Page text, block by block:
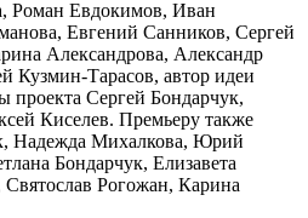
Роман Евдокимов, Иван
Евгений Санников, Сергей
Александрова, Александр
Кузмин-Тарасов, автор идеи
Сергей Бондарчук,
Киселев. Премьеру также
Надежда Михалкова, Юрий
Бондарчук, Елизавета
Рогожан, Карина